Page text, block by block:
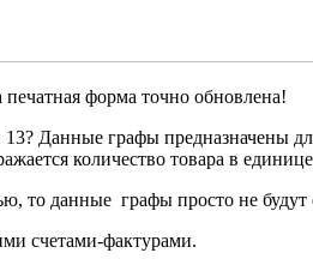
печатная форма точно обновлена!
Данные графы предназначены
количество товара в
то данные графы просто не
счетами-фактурами.